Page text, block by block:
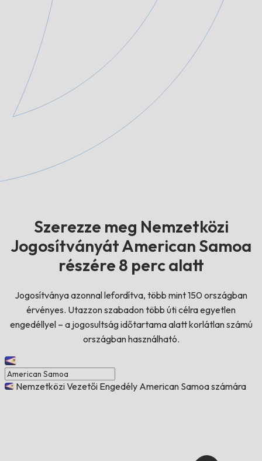
Szerezze meg Nemzetközi
Jogosítványát American Samoa
részére 8 perc alatt
Jogosítványa azonnal lefordítva, több mint 150 országban
érvényes. Utazzon szabadon több úti célra egyetlen
engedéllyel – a jogosultság időtartama alatt korlátlan számú
országban használható.
Nemzetközi Vezetői Engedély American Samoa számára